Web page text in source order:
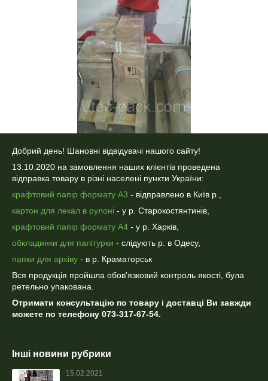
Добрий день! Шановні відвідувачі нашого сайту!
13.10.2020 на замовлення наших клієнтів проведена
відправка товару в різні населені пункти України:
крафтовий папір формату А3 - відправлено в Київ р.,
картон для лекал в рулоні - у р. Старокостянтинів,
крафтовий папір формату А4 - у р. Харків,
обкладинки для палітурки - слідують р. в Одесу,
папки для архіву - в р. Краматорськ
Вся продукція пройшла обов'язковий контроль якості, була
ретельно упакована.
Отримати консультацію по товару і доставці Ви завжди
можете по телефону 073-317-67-54.
Інші новини рубрики
15.02.2021